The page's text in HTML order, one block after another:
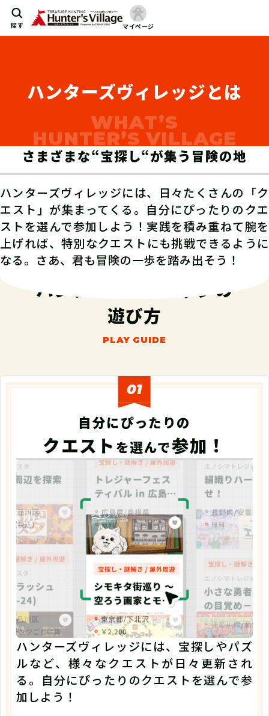
探す マイページ
ハンターズヴィレッジとは
WHAT’S
HUNTER’S VILLAGE
さまざまな“宝探し“が集う冒険の地
ハンターズヴィレッジには、日々たくさんの「ク
エスト」が集まってくる。自分にぴったりのクエ
ストを選んで参加しよう！実践を積み重ねて腕を
上げれば、特別なクエストにも挑戦できるように
なる。さあ、君も冒険の一歩を踏み出そう！
ハンターズヴィレッジの
遊び方
01
自分にぴったりの
クエスト を選んで参加！
ハンターズヴィレッジには、宝探しやパズ
ルなど、様々なクエストが日々更新され
る。自分にぴったりのクエストを選んで参
加しよう！